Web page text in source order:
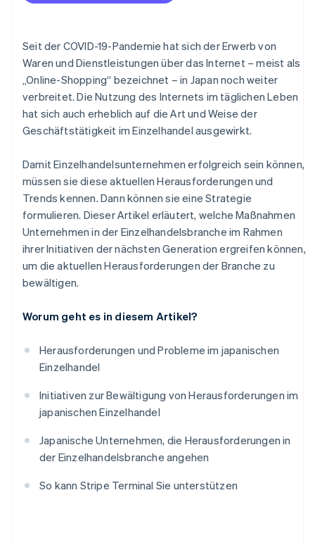
Seit der COVID-19-Pandemie hat sich der Erwerb von
Waren und Dienstleistungen über das Internet – meist als
„Online-Shopping“ bezeichnet – in Japan noch weiter
verbreitet. Die Nutzung des Internets im täglichen Leben
hat sich auch erheblich auf die Art und Weise der
Geschäftstätigkeit im Einzelhandel ausgewirkt.
Damit Einzelhandelsunternehmen erfolgreich sein können,
müssen sie diese aktuellen Herausforderungen und
Trends kennen. Dann können sie eine Strategie
formulieren. Dieser Artikel erläutert, welche Maßnahmen
Unternehmen in der Einzelhandelsbranche im Rahmen
ihrer Initiativen der nächsten Generation ergreifen können,
um die aktuellen Herausforderungen der Branche zu
bewältigen.
Worum geht es in diesem Artikel?
Herausforderungen und Probleme im japanischen
Einzelhandel
Initiativen zur Bewältigung von Herausforderungen im
japanischen Einzelhandel
Japanische Unternehmen, die Herausforderungen in
der Einzelhandelsbranche angehen
So kann Stripe Terminal Sie unterstützen